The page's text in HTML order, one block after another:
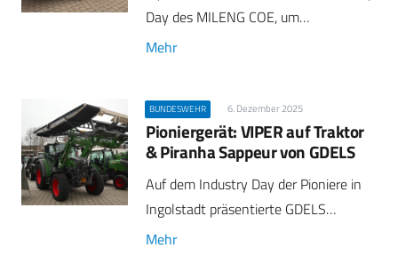
Day des MILENG COE, um…
Mehr
BUNDESWEHR 6. Dezember 2025
Pioniergerät: VIPER auf Traktor
& Piranha Sappeur von GDELS
Auf dem Industry Day der Pioniere in
Ingolstadt präsentierte GDELS…
Mehr